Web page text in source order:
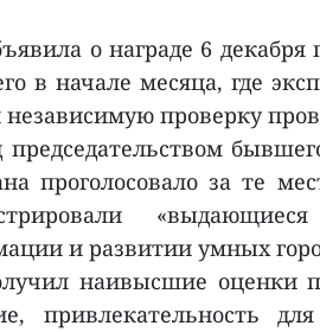
о награде 6
в начале месяца, где
проверку
проголосовало за те
и развитии умных
наивысшие оценки
привлекательность